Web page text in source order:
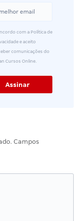
com a Política de
e aceito
comunicações do
Cursos Online.
Campos